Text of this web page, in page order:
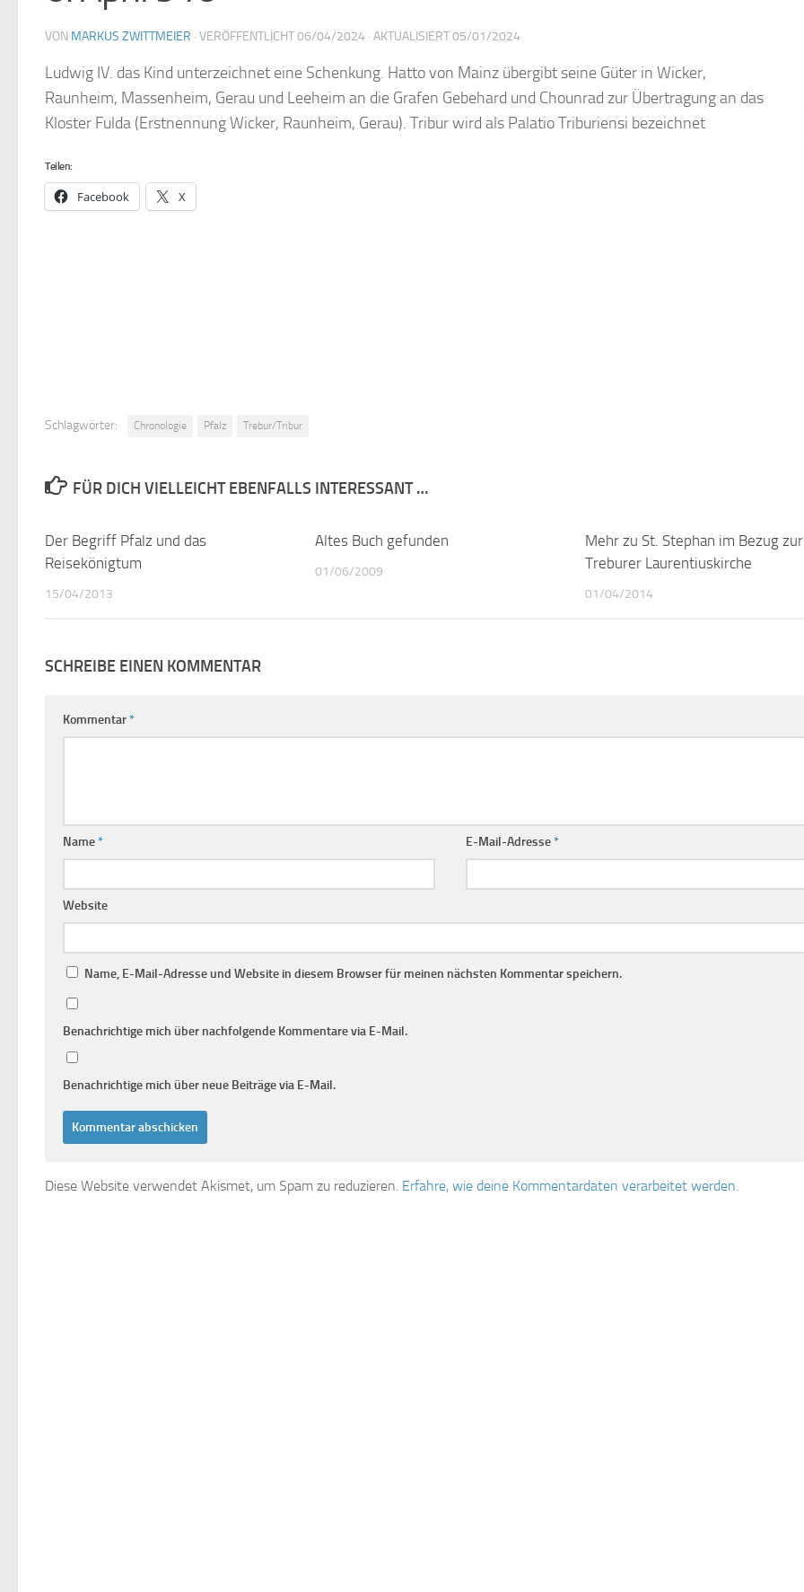
VON MARKUS ZWITTMEIER · VERÖFFENTLICHT06/04/2024 · AKTUALISIERT05/01/2024
Ludwig IV. das Kind unterzeichnet eine Schenkung. Hatto von Mainz übergibt seine Güter in Wicker,
Raunheim, Massenheim, Gerau und Leeheim an die Grafen Gebehard und Chounrad zur Übertragung an das
Kloster Fulda (Erstnennung Wicker, Raunheim, Gerau). Tribur wird als Palatio Triburiensi bezeichnet
Teilen:
Facebook X
Schlagwörter: Chronologie Pfalz Trebur/Tribur
FÜR DICH VIELLEICHT EBENFALLS INTERESSANT …
Der Begriff Pfalz und das
Reisekönigtum
15/04/2013
Altes Buch gefunden
01/06/2009
Mehr zu St. Stephan im Bezug zur
Treburer Laurentiuskirche
01/04/2014
SCHREIBE EINEN KOMMENTAR
Kommentar*
Name* E-Mail-Adresse*
Website
Name, E-Mail-Adresse und Website in diesem Browser für meinen nächsten Kommentar speichern.
Benachrichtige mich über nachfolgende Kommentare via E-Mail.
Benachrichtige mich über neue Beiträge via E-Mail.
Diese Website verwendet Akismet, um Spam zu reduzieren. Erfahre, wie deine Kommentardaten verarbeitet werden.